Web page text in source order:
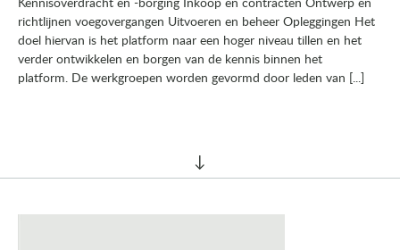
Kennisoverdracht en -borging Inkoop en contracten Ontwerp en
richtlijnen voegovergangen Uitvoeren en beheer Opleggingen Het
doel hiervan is het platform naar een hoger niveau tillen en het
verder ontwikkelen en borgen van de kennis binnen het
platform. De werkgroepen worden gevormd door leden van [...]